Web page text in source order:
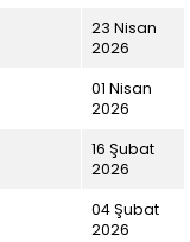
23 Nisan
2026
01 Nisan
2026
16 Şubat
2026
04 Şubat
2026